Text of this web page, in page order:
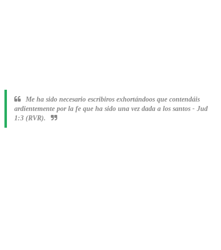
Me ha sido necesario escribiros exhortándoos que contendáis
ardientemente por la fe que ha sido una vez dada a los santos - Jud
1:3 (RVR).